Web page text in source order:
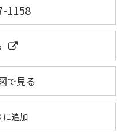
1158
で見る
に追加